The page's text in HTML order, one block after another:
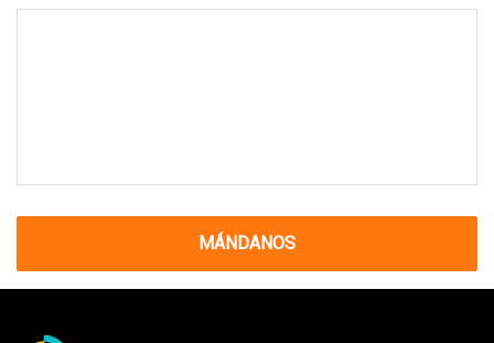
MÁNDANOS